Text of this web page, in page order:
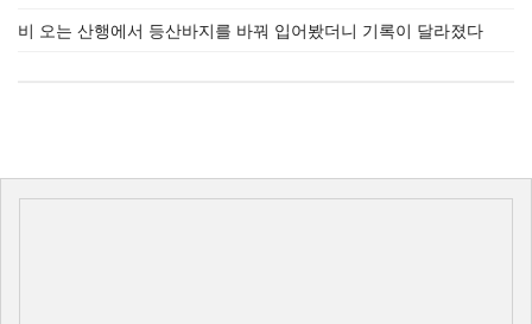
비 오는 산행에서 등산바지를 바꿔 입어봤더니 기록이 달라졌다